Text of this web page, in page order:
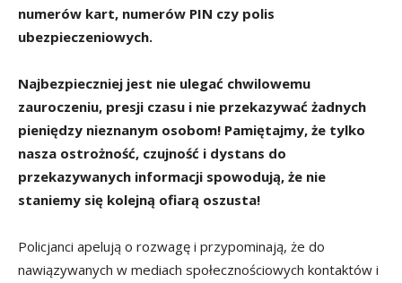
numerów kart, numerów PIN czy polis
ubezpieczeniowych.
Najbezpieczniej jest nie ulegać chwilowemu
zauroczeniu, presji czasu i nie przekazywać żadnych
pieniędzy nieznanym osobom! Pamiętajmy, że tylko
nasza ostrożność, czujność i dystans do
przekazywanych informacji spowodują, że nie
staniemy się kolejną ofiarą oszusta!
Policjanci apelują o rozwagę i przypominają, że do
nawiązywanych w mediach społecznościowych kontaktów i